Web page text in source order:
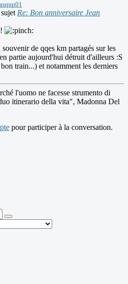
Re: Bon anniversaire Jean
de qqes km partagés sur les
partie aujourd'hui détruit d'ailleurs :S
train...) et notamment les derniers
l'uomo ne facesse strumento di
itinerario della vita", Madonna Del
pour participer à la conversation.